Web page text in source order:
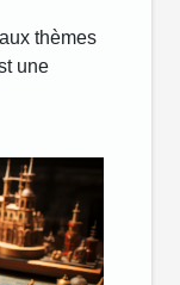
thèmes
une